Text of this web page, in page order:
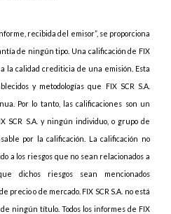
recibida del emisor”, se proporciona
de ningún tipo. Una calificación de FIX
la calidad crediticia de una emisión. Esta
y metodologías que FIX SCR S.A.
Por lo tanto, las calificaciones son un
SCR S.A. y ningún individuo, o grupo de
por la calificación. La calificación no
a los riesgos que no sean relacionados a
dichos riesgos sean mencionados
precio o de mercado. FIX SCR S.A. no está
ningún título. Todos los informes de FIX